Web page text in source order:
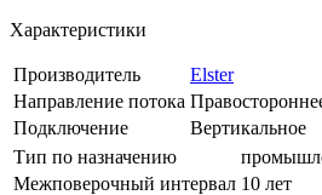
Характеристики
Производитель
Elster
Направление потока
Подключение
Вертикальное
Тип по назначению
Межповерочный интервал 10 лет